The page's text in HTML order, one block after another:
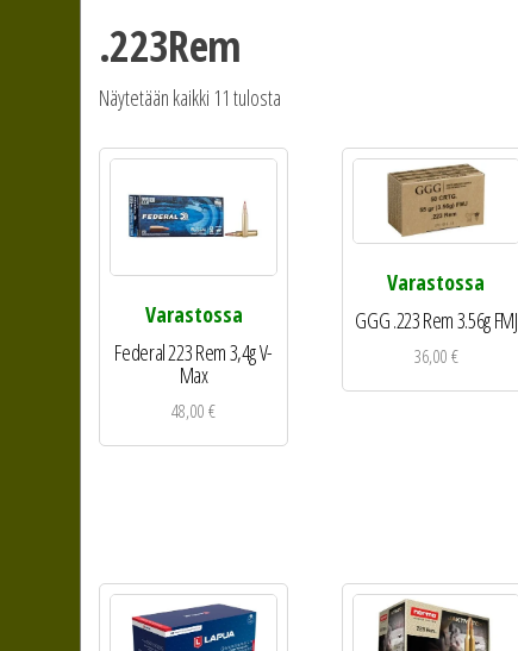
.223Rem
Näytetään kaikki 11 tulosta
Varastossa
Federal 223 Rem 3,4g V-
Max
48,00€
Varastossa
GGG .223 Rem 3.56g FMJ
36,00€